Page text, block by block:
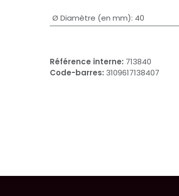
Ø Diamètre (en mm): 40
Référence interne: 713840
Code-barres: 3109617138407